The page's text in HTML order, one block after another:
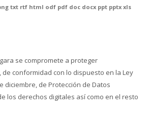
txt rtf html odf pdf doc docx ppt pptx xls
se compromete a proteger
conformidad con lo dispuesto en la Ley
diciembre, de Protección de Datos
los derechos digitales así como en el resto